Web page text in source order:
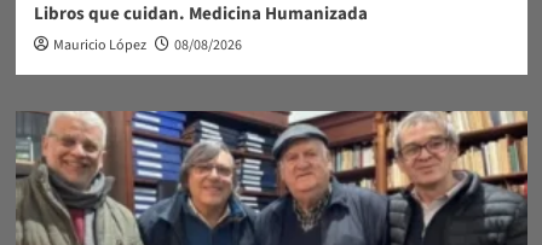
Libros que cuidan. Medicina Humanizada
Mauricio López 08/08/2026